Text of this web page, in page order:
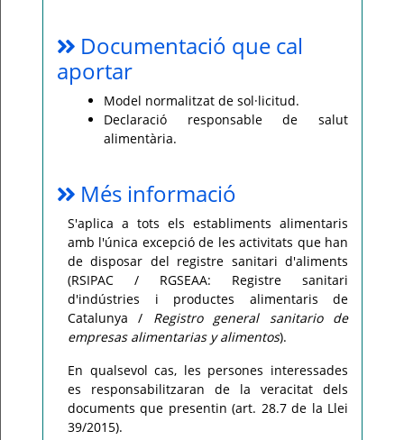
Documentació que cal
aportar
Model normalitzat de sol·licitud.
Declaració responsable de salut
alimentària.
Més informació
S'aplica a tots els establiments alimentaris
amb l'única excepció de les activitats que han
de disposar del registre sanitari d'aliments
(RSIPAC / RGSEAA: Registre sanitari
d'indústries i productes alimentaris de
Catalunya / Registro general sanitario de
empresas alimentarias y alimentos).
En qualsevol cas, les persones interessades
es responsabilitzaran de la veracitat dels
documents que presentin (art. 28.7 de la Llei
39/2015).